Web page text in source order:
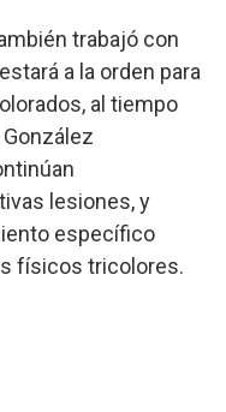
trabajó con
a la orden para
al tiempo
lesiones, y
específico
físicos tricolores.